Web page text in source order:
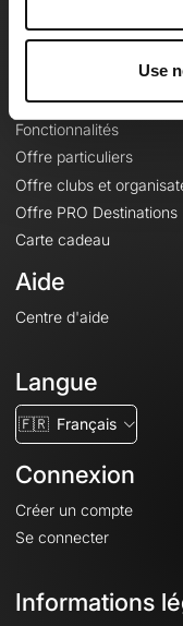
Use
Le Mag'
Fonds de cartes
Fonctionnalités
Offre particuliers
Offre clubs et
Offre PRO Destinations
Carte cadeau
Aide
Centre d'aide
Langue
🇫🇷 Français
Connexion
Créer un compte
Se connecter
Informations